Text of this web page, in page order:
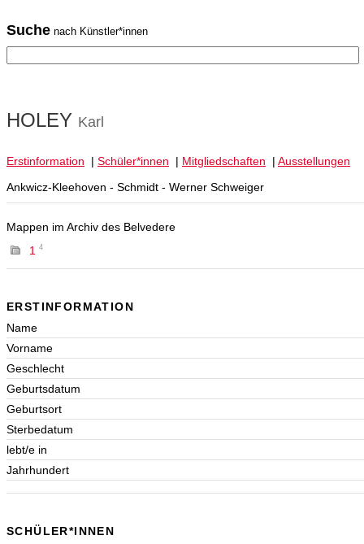
Suche nach Künstler*innen
HOLEY Karl
Erstinformation | Schüler*innen | Mitgliedschaften | Ausstellungen
Ankwicz-Kleehoven - Schmidt - Werner Schweiger
Mappen im Archiv des Belvedere
1
4
ERSTINFORMATION
Name
Vorname
Geschlecht
Geburtsdatum
Geburtsort
Sterbedatum
lebt/e in
Jahrhundert
SCHÜLER*INNEN